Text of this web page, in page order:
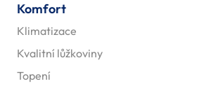
Komfort
Klimatizace
Kvalitní lůžkoviny
Topení